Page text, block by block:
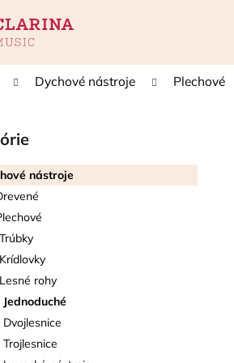
Dychové nástroje Plechové
nástroje
Trúbky
Krídlovky
Lesné rohy
Jednoduché
Dvojlesnice
Trojlesnice